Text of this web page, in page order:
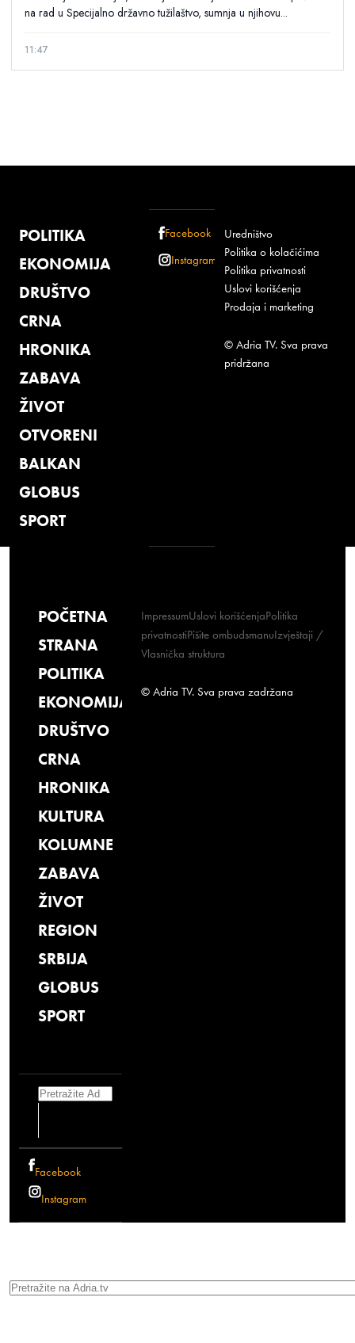
na rad u Specijalno državno tužilaštvo, sumnja u njihovu...
11:47
POLITIKA
EKONOMIJA
DRUŠTVO
CRNA
HRONIKA
ZABAVA
ŽIVOT
OTVORENI
BALKAN
GLOBUS
SPORT
Facebook
Instagram
Uredništvo
Politika o kolačićima
Politika privatnosti
Uslovi korišćenja
Prodaja i marketing
© Adria TV. Sva prava
pridržana
POČETNA
STRANA
POLITIKA
EKONOMIJA
DRUŠTVO
CRNA
HRONIKA
KULTURA
KOLUMNE
ZABAVA
ŽIVOT
REGION
SRBIJA
GLOBUS
SPORT
Search
Facebook
Instagram
ImpressumUslovi korišćenjaPolitika
privatnostiPišite ombudsmanuIzvještaji /
Vlasnička struktura
© Adria TV. Sva prava zadržana
Search